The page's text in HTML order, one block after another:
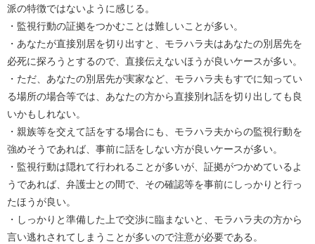
派の特徴ではないように感じる。
・監視行動の証拠をつかむことは難しいことが多い。
・あなたが直接別居を切り出すと、モラハラ夫はあなたの別居先を
必死に探ろうとするので、直接伝えないほうが良いケースが多い。
・ただ、あなたの別居先が実家など、モラハラ夫もすでに知ってい
る場所の場合等では、あなたの方から直接別れ話を切り出しても良
いかもしれない。
・親族等を交えて話をする場合にも、モラハラ夫からの監視行動を
強めそうであれば、事前に話をしない方が良いケースが多い。
・監視行動は隠れて行われることが多いが、証拠がつかめているよ
うであれば、弁護士との間で、その確認等を事前にしっかりと行っ
たほうが良い。
・しっかりと準備した上で交渉に臨まないと、モラハラ夫の方から
言い逃れされてしまうことが多いので注意が必要である。